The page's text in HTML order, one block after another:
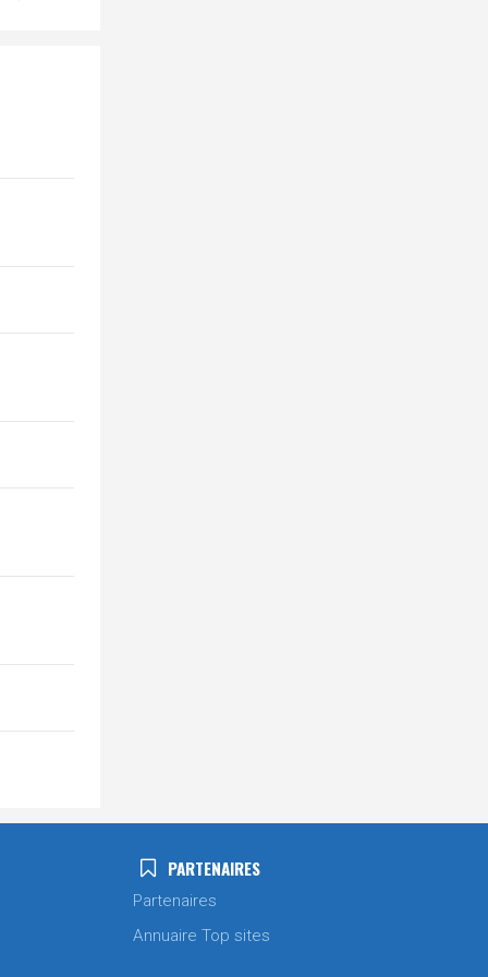
PARTENAIRES
Partenaires
Annuaire Top sites